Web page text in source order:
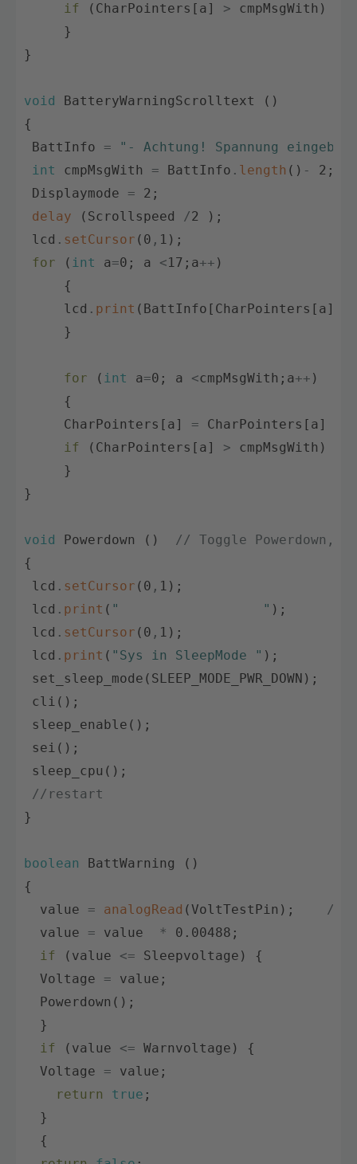
if
( CharPointers [ a ] > cmpMsgWith )
}
}
void BatteryWarningScrolltext ( )
{
BattInfo
=
"- Achtung! Spannung
int
cmpMsgWith = BattInfo . length ( ) - 2 ;
Displaymode
= 2 ;
delay
( Scrollspeed /2 ) ;
lcd . setCursor ( 0 , 1 ) ;
for
( int a=0 ; a <17 ; a++ )
{
lcd . print ( BattInfo [ CharPointers [ a ]
}
for ( int a=0 ; a <cmpMsgWith ; a++ )
{
CharPointers [ a ] = CharPointers [ a ]
if
( CharPointers [ a ] > cmpMsgWith )
}
}
void Powerdown ( )
// Toggle
{
lcd . setCursor ( 0 , 1 ) ;
lcd . print ( "                  " ) ;
lcd . setCursor ( 0 , 1 ) ;
lcd . print ( "Sys in SleepMode " ) ;
set_sleep_mode ( SLEEP_MODE_PWR_DOWN ) ;
cli ( ) ;
sleep_enable ( ) ;
sei ( ) ;
sleep_cpu ( ) ;
//restart
}
boolean BattWarning ( )
{
value
= analogRead (VoltTestPin ) ;
//
value
= value * 0.00488 ;
if
( value <= Sleepvoltage )
{
Voltage
= value ;
Powerdown ( ) ;
}
if
( value <= Warnvoltage )
{
Voltage
= value ;
return
true ;
}
{